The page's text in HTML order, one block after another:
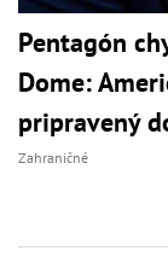
Pentagón
Dome:
pripravený
Zahraničné